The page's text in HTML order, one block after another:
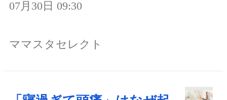
07月30日 09:30
ママスタセレクト